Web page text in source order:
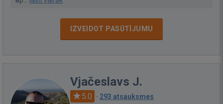
IZVEIDOT PASŪTĪJUMU
Vjačeslavs J.
5.0 · 293 atsauksmes